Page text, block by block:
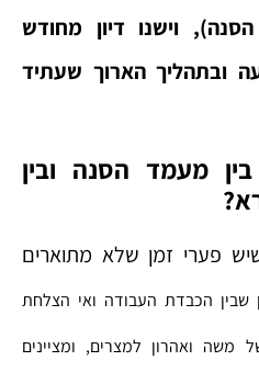
וישנו דיון מחודש
ובתהליך הארוך שעתיד
מעמד הסנה ובין
פערי זמן שלא מתוארים
שבין הכבדת העבודה ואי הצלחת
ואהרון למצרים, ומציינים